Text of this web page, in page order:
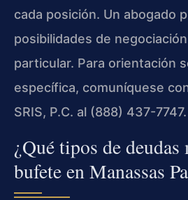
cada posición. Un abogado
posibilidades de
particular. Para orientación
específica, comuníquese
SRIS, P.C. al (888) 437-7747.
¿Qué tipos de deudas
bufete en Manassas